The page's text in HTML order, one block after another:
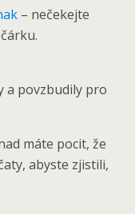
– nečekejte
a povzbudily pro
máte pocit, že
abyste zjistili,